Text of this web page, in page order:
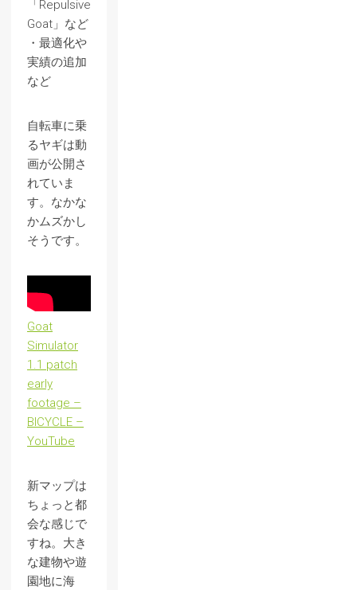
「Repulsive
Goat」など
・最適化や
実績の追加
など
自転車に乗
るヤギは動
画が公開さ
れていま
す。なかな
かムズかし
そうです。
Goat
Simulator
1.1 patch
early
footage –
BICYCLE –
YouTube
新マップは
ちょっと都
会な感じで
すね。大き
な建物や遊
園地に海